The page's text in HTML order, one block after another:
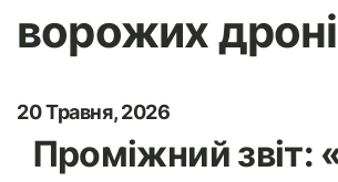
ворожих
20 Травня, 2026
Проміжний звіт: